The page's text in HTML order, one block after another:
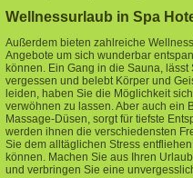
Wellnessurlaub in Spa
Außerdem bieten zahlreiche
Angebote um sich wunderbar
können. Ein Gang in die Sauna,
vergessen und belebt Körper und
leiden, haben Sie die Möglichkeit
verwöhnen zu lassen. Aber auch ein
Massage-Düsen, sorgt für tiefste
werden ihnen die verschiedensten
Sie dem alltäglichen Stress
können. Machen Sie aus Ihren
und verbringen Sie eine